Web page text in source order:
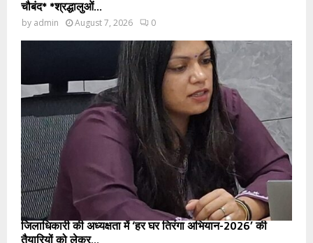
चौबंद* *श्रद्धालुओं...
by admin August 7, 2026 0
जिलाधिकारी की अध्यक्षता में ‘हर घर तिरंगा अभियान-2026’ की
तैयारियों को लेकर...